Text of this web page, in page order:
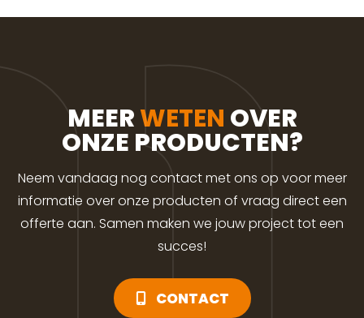
MEERWETEN OVER
ONZE PRODUCTEN?
Neem vandaag nog contact met ons op voor meer
informatie over onze producten of vraag direct een
offerte aan. Samen maken we jouw project tot een
succes!
CONTACT